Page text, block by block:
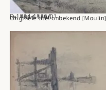
Originele titel onbekend [Moulin]
ca. 1884-1886
D.1884-1886/01